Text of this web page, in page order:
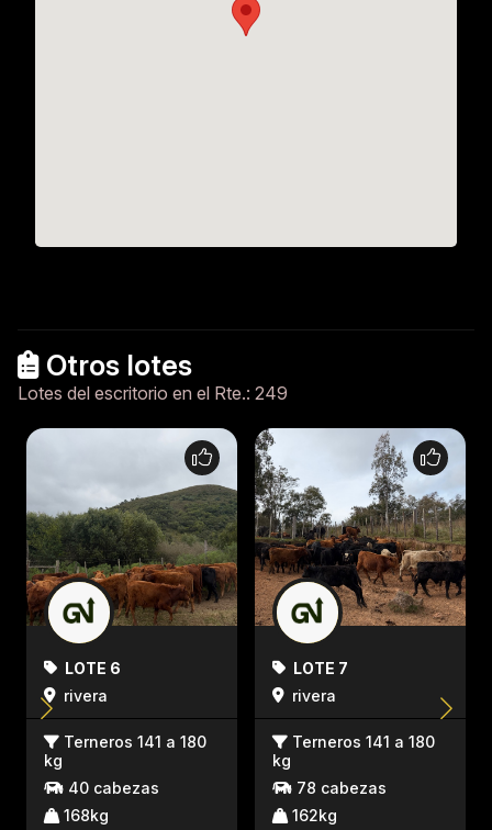
Otros lotes
Lotes del escritorio en el Rte.: 249
LOTE 6
rivera
Terneros 141 a 180
kg
40 cabezas
168kg
LOTE 7
rivera
Terneros 141 a 180
kg
78 cabezas
162kg